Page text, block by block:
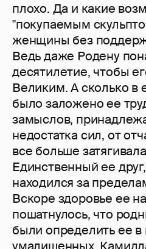
плохо. Да и какие
"покупаемым
женщины без
Ведь даже Родену
десятилетие, чтобы
Великим. А сколько в
было заложено ее
замыслов,
недостатка сил, от
все больше
Единственный ее
находился за
Вскоре здоровье ее
пошатнулось, что
были определить ее